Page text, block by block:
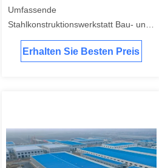
Umfassende
Stahlkonstruktionswerkstatt Bau- und
Ingenieurdienstleistungen für den
Erfolg von Industrieprojekten
Erhalten Sie Besten Preis